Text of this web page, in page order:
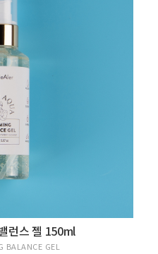
런스 젤 150ml
GEL